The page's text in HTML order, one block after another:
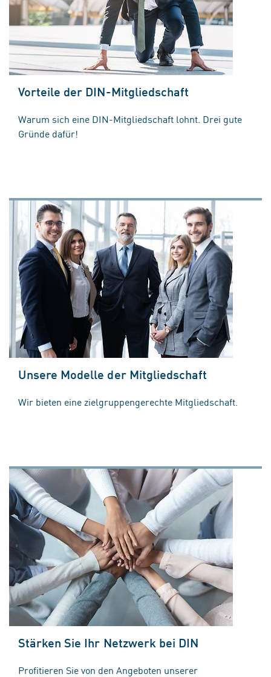
Vorteile der DIN-Mitgliedschaft
Warum sich eine DIN-Mitgliedschaft lohnt. Drei gute
Gründe dafür!
Unsere Modelle der Mitgliedschaft
Wir bieten eine zielgruppengerechte Mitgliedschaft.
Stärken Sie Ihr Netzwerk bei DIN
Profitieren Sie von den Angeboten unserer